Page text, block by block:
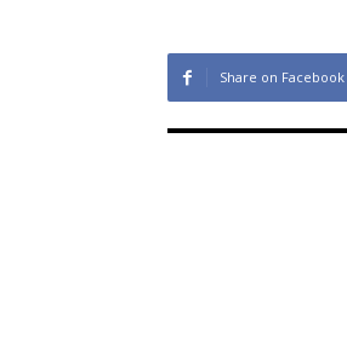
Share on Facebook